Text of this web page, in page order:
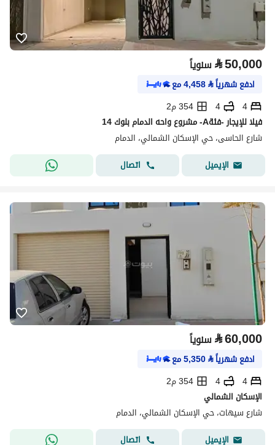
⃁50,000 سنوياً
ادفع شهرياً⃁
4,458مع
4
4
354 م2
فيلا للإيجار -فئةA- مشروع واحه الدمام بلوك 14
شارع الحاسى، حي الإسكان الشمالي، الدمام
الإيميل
اتصال
⃁60,000 سنوياً
ادفع شهرياً⃁
5,350مع
4
4
354 م2
الإسكان الشمالي
شارع سيهات، حي الإسكان الشمالي، الدمام
الإيميل
اتصال